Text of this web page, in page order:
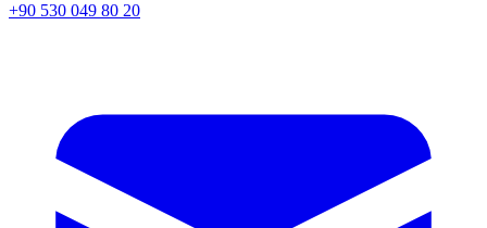
+90 530 049 80 20